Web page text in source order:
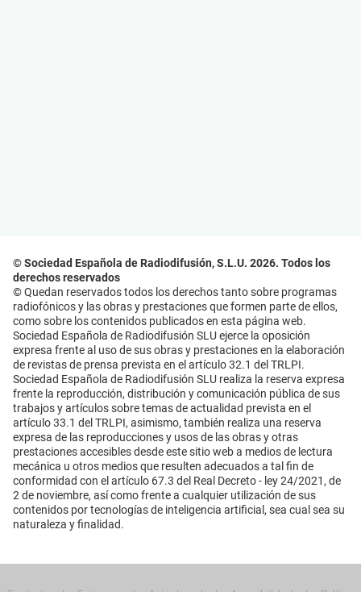
© Sociedad Española de Radiodifusión, S.L.U. 2026. Todos los
derechos reservados
© Quedan reservados todos los derechos tanto sobre programas
radiofónicos y las obras y prestaciones que formen parte de ellos,
como sobre los contenidos publicados en esta página web.
Sociedad Española de Radiodifusión SLU ejerce la oposición
expresa frente al uso de sus obras y prestaciones en la elaboración
de revistas de prensa prevista en el artículo 32.1 del TRLPI.
Sociedad Española de Radiodifusión SLU realiza la reserva expresa
frente la reproducción, distribución y comunicación pública de sus
trabajos y artículos sobre temas de actualidad prevista en el
artículo 33.1 del TRLPI, asimismo, también realiza una reserva
expresa de las reproducciones y usos de las obras y otras
prestaciones accesibles desde este sitio web a medios de lectura
mecánica u otros medios que resulten adecuados a tal fin de
conformidad con el artículo 67.3 del Real Decreto - ley 24/2021, de
2 de noviembre, así como frente a cualquier utilización de sus
contenidos por tecnologías de inteligencia artificial, sea cual sea su
naturaleza y finalidad.